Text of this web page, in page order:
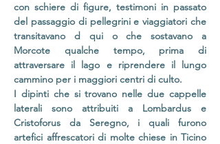
con schiere di figure, testimoni in passato
del passaggio di pellegrini e viaggiatori che
transitavano d qui o che sostavano a
Morcote qualche tempo, prima di
attraversare il lago e riprendere il lungo
cammino per i maggiori centri di culto.
I dipinti che si trovano nelle due cappelle
laterali sono attribuiti a Lombardus e
Cristoforus da Seregno, i quali furono
artefici affrescatori di molte chiese in Ticino